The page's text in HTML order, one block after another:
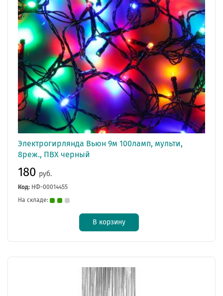
Электрогирлянда Вьюн 9м 100ламп, мульти,
8реж., ПВХ черный
180 руб.
Код: НФ-00014455
На складе:
В корзину